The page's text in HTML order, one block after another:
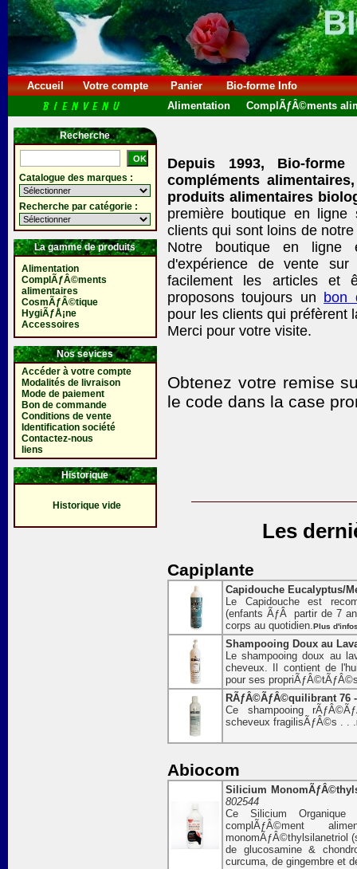
Accueil Votre compte Panier
Bio-forme Info
Alimentation
ComplÃƒÂ©ments
Recherche
Catalogue des marques :
Recherche par catégorie :
La gamme de produits
Alimentation
ComplÃƒÂ©ments
alimentaires
CosmÃƒÂ©tique
HygiÃƒÅ¡ne
Accessoires
Nos sevices
Accéder à votre compte
Modalités de livraison
Mode de paiement
Bon de commande
Conditions de vente
Identification société
Contactez-nous
liens
Historique
Historique vide
Depuis 1993, Bio-
compléments
produits alimentaires
première boutique en
clients qui sont loins de
Notre boutique en ligne
d'expérience de vente
facilement les articles et
proposons toujours un bon
pour les clients qui préfèrent
Merci pour votre visite.
Obtenez votre remise
le code dans la case
Les
Capiplante
Capidouche Eucalyptus/
Le Capidouche est
(enfants ÃƒÂ partir de 7
corps au quotidien.Plus
Shampooing Doux au
Le shampooing doux au
cheveux. Il contient de
pour ses
RÃƒÂ©ÃƒÂ©quilibrant 76
Ce shampooing
scheveux fragilisÃƒÂ©s . . .
Abiocom
Silicium
802544
Ce Silicium Organique
complÃƒÂ©ment
monomÃƒÂ©thylsilanetriol
de glucosamine &
curcuma, de gingembre et